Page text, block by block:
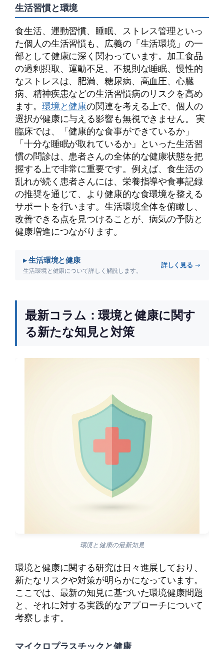
生活習慣と環境
食生活、運動習慣、睡眠、ストレス管理といっ
た個人の生活習慣も、広義の「生活環境」の一
部として健康に深く関わっています。加工食品
の過剰摂取、運動不足、不規則な睡眠、慢性的
なストレスは、肥満、糖尿病、高血圧、心臓
病、精神疾患などの生活習慣病のリスクを高め
ます。 環境と健康の関連を考える上で、個人の
選択が健康に与える影響も無視できません。 実
臨床では、「健康的な食事ができているか」
「十分な睡眠が取れているか」といった生活習
慣の問診は、患者さんの全体的な健康状態を把
握する上で非常に重要です。例えば、食生活の
乱れが続く患者さんには、栄養指導や食事記録
の推奨を通じて、より健康的な食環境を整える
サポートを行います。生活環境全体を俯瞰し、
改善できる点を見つけることが、病気の予防と
健康増進につながります。
▸ 生活環境と健康
生活環境と健康について詳しく解説します。
詳しく見る →
最新コラム：環境と健康に関す
る新たな知見と対策
環境と健康の最新知見
環境と健康に関する研究は日々進展しており、
新たなリスクや対策が明らかになっています。
ここでは、最新の知見に基づいた環境健康問題
と、それに対する実践的なアプローチについて
考察します。
マイクロプラスチックと健康